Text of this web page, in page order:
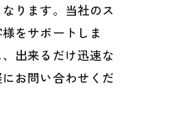
ります。当社のス
をサポートしま
出来るだけ迅速な
お問い合わせくだ